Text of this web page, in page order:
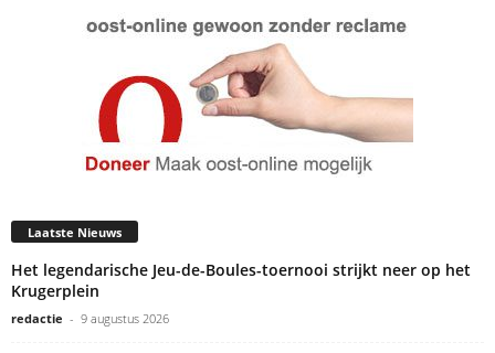
Laatste Nieuws
Het legendarische Jeu-de-Boules-toernooi strijkt neer op het
Krugerplein
redactie - 9 augustus 2026